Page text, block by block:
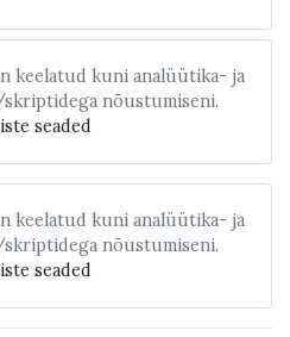
keelatud kuni analüütika- ja
nõustumiseni.
seaded
keelatud kuni analüütika- ja
nõustumiseni.
seaded